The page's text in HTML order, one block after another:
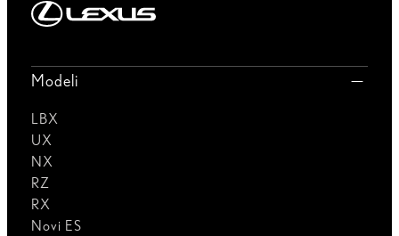
Modeli
LBX
UX
NX
RZ
RX
Novi ES